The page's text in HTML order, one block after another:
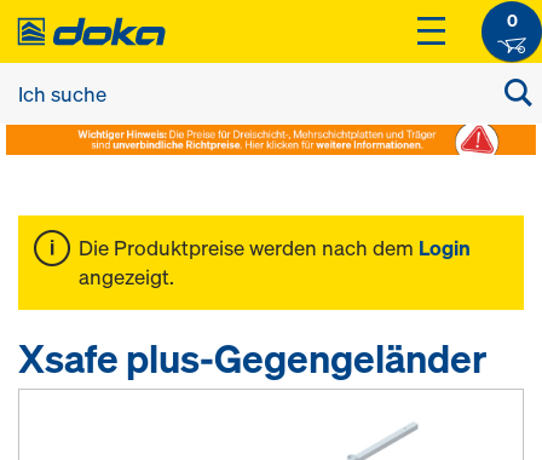
0
Die Produktpreise werden nach dem Login
angezeigt.
Xsafe plus-Gegengeländer